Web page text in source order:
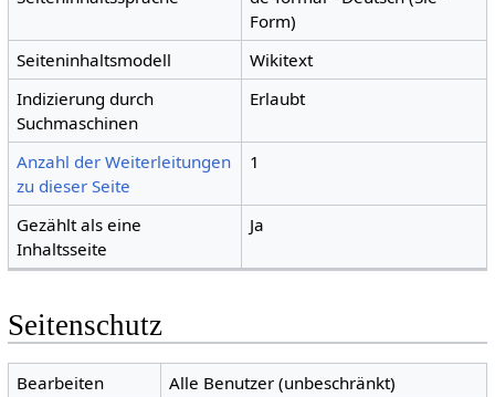
Form)
Seiteninhaltsmodell
Wikitext
Indizierung durch
Suchmaschinen
Erlaubt
Anzahl der Weiterleitungen
zu dieser Seite
1
Gezählt als eine
Inhaltsseite
Ja
Seitenschutz
Bearbeiten
Alle Benutzer (unbeschränkt)